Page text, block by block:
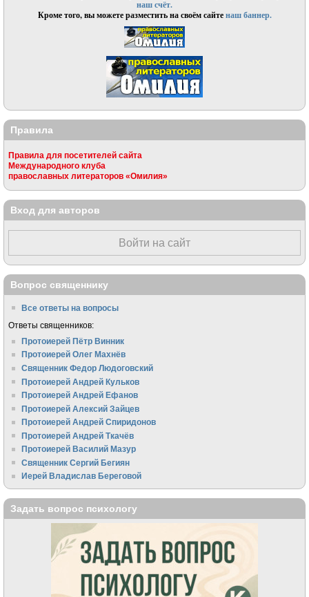
наш счёт.
Кроме того, вы можете разместить на своём сайтенаш баннер.
Правила
Правила для посетителей сайта
Международного клуба
православных литераторов «Омилия»
Вход для авторов
Войти на сайт
Вопрос священнику
Все ответы на вопросы
Ответы священников:
Протоиерей Пётр Винник
Протоиерей Олег Махнёв
Священник Федор Людоговский
Протоиерей Андрей Кульков
Протоиерей Андрей Ефанов
Протоиерей Алексий Зайцев
Протоиерей Андрей Спиридонов
Протоиерей Андрей Ткачёв
Протоиерей Василий Мазур
Священник Сергий Бегиян
Иерей Владислав Береговой
Задать вопрос психологу